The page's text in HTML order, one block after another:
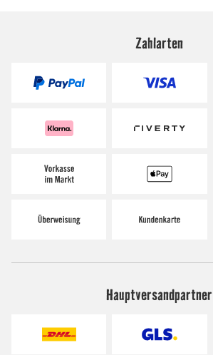
Zahlarten
Hauptversandpartner